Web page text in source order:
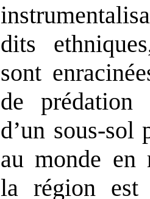
dits
sont
de prédation
d’un sous‑sol
au monde en
la région est